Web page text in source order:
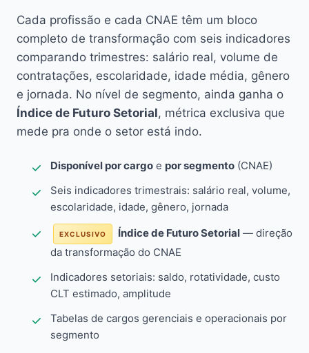
Cada profissão e cada CNAE têm um bloco
completo de transformação com seis indicadores
comparando trimestres: salário real, volume de
contratações, escolaridade, idade média, gênero
e jornada. No nível de segmento, ainda ganha o
Índice de Futuro Setorial, métrica exclusiva que
mede pra onde o setor está indo.
Disponível por cargo e por segmento (CNAE)
Seis indicadores trimestrais: salário real, volume,
escolaridade, idade, gênero, jornada
EXCLUSIVO Índice de Futuro Setorial — direção
da transformação do CNAE
Indicadores setoriais: saldo, rotatividade, custo
CLT estimado, amplitude
Tabelas de cargos gerenciais e operacionais por
segmento